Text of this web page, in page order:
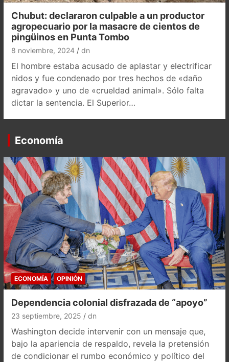
Chubut: declararon culpable a un productor
agropecuario por la masacre de cientos de
pingüinos en Punta Tombo
8 noviembre, 2024 dn
El hombre estaba acusado de aplastar y electrificar
nidos y fue condenado por tres hechos de «daño
agravado» y uno de «crueldad animal». Sólo falta
dictar la sentencia. El Superior…
Economía
ECONOMÍA OPINIÓN
Dependencia colonial disfrazada de “apoyo”
23 septiembre, 2025 dn
Washington decide intervenir con un mensaje que,
bajo la apariencia de respaldo, revela la pretensión
de condicionar el rumbo económico y político del